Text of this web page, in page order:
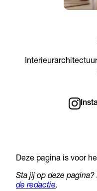
Deze pagina is voor
Sta jij op deze
de redactie.